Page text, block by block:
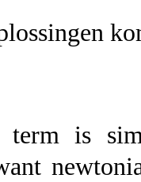
term is